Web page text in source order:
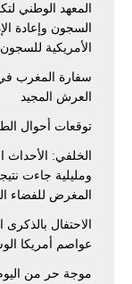
المعهد الوطني
السجون وإعادة
الأمريكية للسجون
سفارة المغرب
العرش المجيد
توقعات أحوال
الخلفي: الأحداث
ومليلية جاءت
المغرض للفضاء
الاحتفال
عواصم أمريكا
موجة حر من اليوم